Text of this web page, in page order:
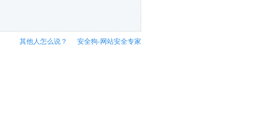
其他人怎么说？ 安全狗-网站安全专家